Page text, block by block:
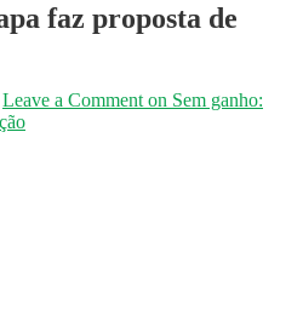
faz proposta de
Leave a Comment on Sem ganho: